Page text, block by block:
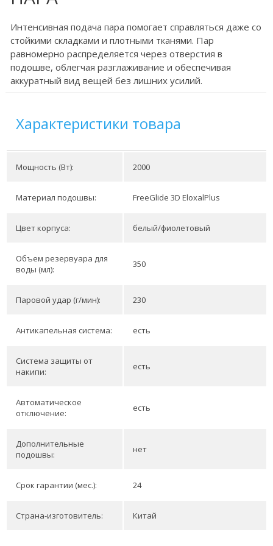
Интенсивная подача пара помогает справляться даже со
стойкими складками и плотными тканями. Пар
равномерно распределяется через отверстия в
подошве, облегчая разглаживание и обеспечивая
аккуратный вид вещей без лишних усилий.
Характеристики товара
Мощность (Вт): 2000
Материал подошвы: FreeGlide 3D EloxalPlus
Цвет корпуса: белый/фиолетовый
Объем резервуара для
воды (мл):
350
Паровой удар (г/мин): 230
Антикапельная система: есть
Система защиты от
накипи:
есть
Автоматическое
отключение:
есть
Дополнительные
подошвы:
нет
Срок гарантии (мес.): 24
Страна-изготовитель: Китай